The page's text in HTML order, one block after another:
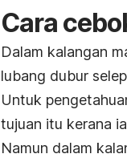
Cara
Dalam kalangan
lubang dubur
Untuk
tujuan itu kerana
Namun dalam